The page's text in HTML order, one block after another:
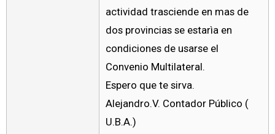
actividad trasciende en mas de
dos provincias se estarìa en
condiciones de usarse el
Convenio Multilateral.
Espero que te sirva.
Alejandro.V. Contador Público (
U.B.A.)